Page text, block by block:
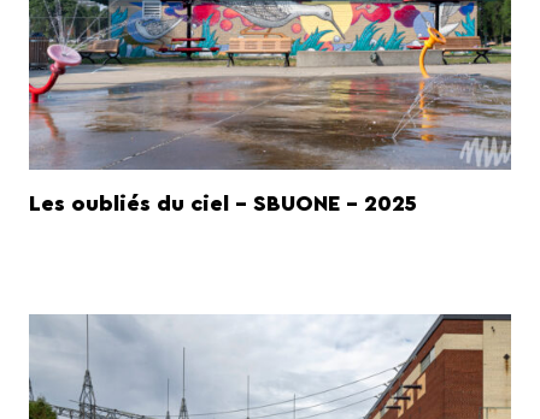
Les oubliés du ciel - SBUONE - 2025